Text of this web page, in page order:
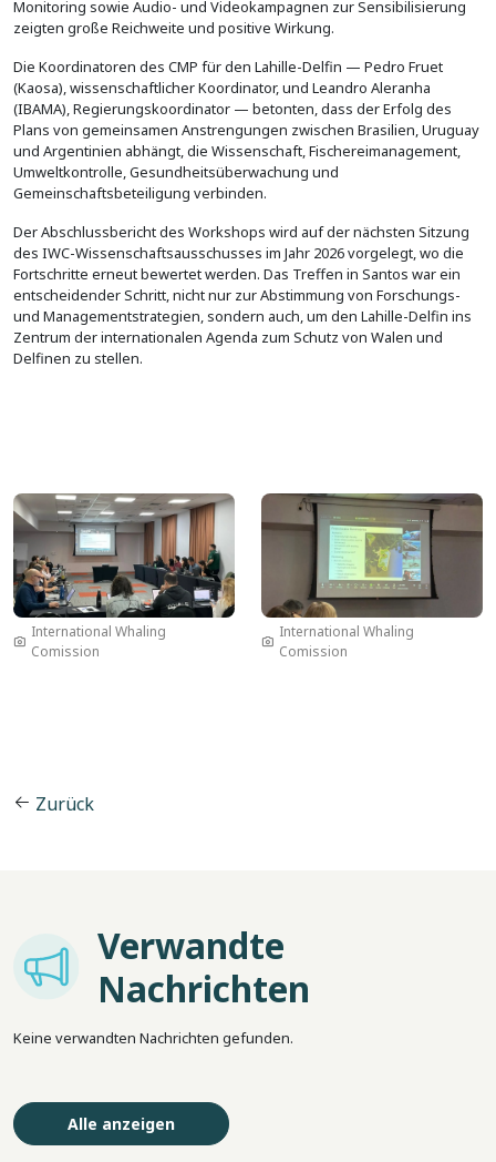
Monitoring sowie Audio- und Videokampagnen zur Sensibilisierung
zeigten große Reichweite und positive Wirkung.
Die Koordinatoren des CMP für den Lahille-Delfin — Pedro Fruet
(Kaosa), wissenschaftlicher Koordinator, und Leandro Aleranha
(IBAMA), Regierungskoordinator — betonten, dass der Erfolg des
Plans von gemeinsamen Anstrengungen zwischen Brasilien, Uruguay
und Argentinien abhängt, die Wissenschaft, Fischereimanagement,
Umweltkontrolle, Gesundheitsüberwachung und
Gemeinschaftsbeteiligung verbinden.
Der Abschlussbericht des Workshops wird auf der nächsten Sitzung
des IWC-Wissenschaftsausschusses im Jahr 2026 vorgelegt, wo die
Fortschritte erneut bewertet werden. Das Treffen in Santos war ein
entscheidender Schritt, nicht nur zur Abstimmung von Forschungs-
und Managementstrategien, sondern auch, um den Lahille-Delfin ins
Zentrum der internationalen Agenda zum Schutz von Walen und
Delfinen zu stellen.
Bild
International Whaling
Comission
Bild
International Whaling
Comission
Zurück
Imagem
Verwandte
Nachrichten
Keine verwandten Nachrichten gefunden.
Alle anzeigen